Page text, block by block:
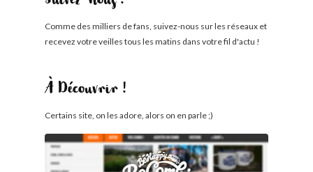
Comme des milliers de fans, suivez-nous sur les réseaux et
recevez votre veilles tous les matins dans votre fil d'actu !
À Découvrir !
Certains site, on les adore, alors on en parle ;)